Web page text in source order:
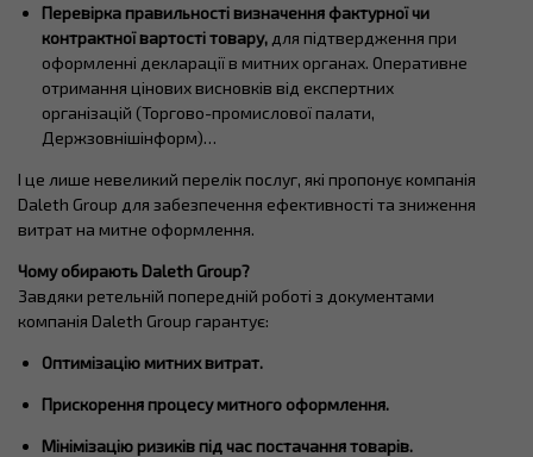
Перевірка правильності визначення фактурної чи
контрактної вартості товару, для підтвердження при
оформленні декларації в митних органах. Оперативне
отримання цінових висновків від експертних
організацій (Торгово-промислової палати,
Держзовнішінформ)…
І це лише невеликий перелік послуг, які пропонує компанія
Daleth Group для забезпечення ефективності та зниження
витрат на митне оформлення.
Чому обираютьDaleth Group?
Завдяки ретельній попередній роботі з документами
компанія Daleth Group гарантує:
Оптимізацію митних витрат.
Прискорення процесу митного оформлення.
Мінімізацію ризиків під час постачання товарів.